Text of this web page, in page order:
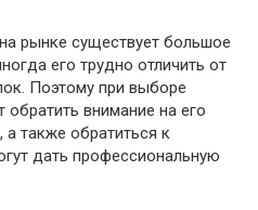
рынке существует большое
его трудно отличить от
Поэтому при выборе
обратить внимание на его
также обратиться к
дать профессиональную